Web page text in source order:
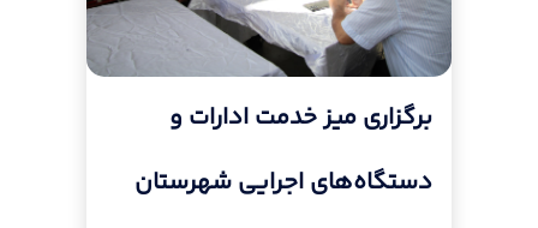
برگزاری میز خدمت ادارات و
دستگاه‌های اجرایی شهرستان